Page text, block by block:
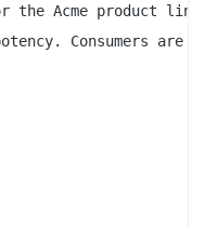
the Acme product
Consumers are